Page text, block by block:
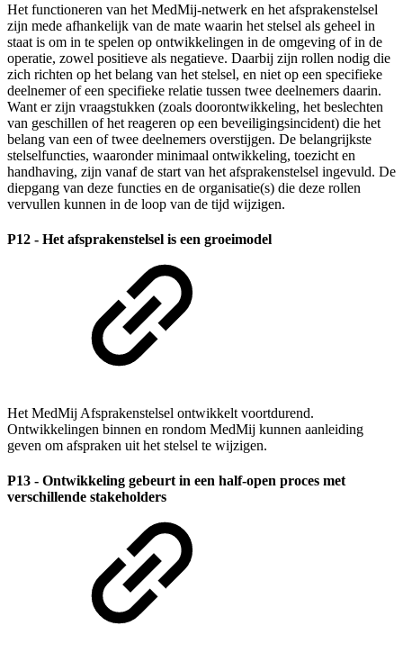
Het functioneren van het MedMij-netwerk en het afsprakenstelsel
zijn mede afhankelijk van de mate waarin het stelsel als geheel in
staat is om in te spelen op ontwikkelingen in de omgeving of in de
operatie, zowel positieve als negatieve. Daarbij zijn rollen nodig die
zich richten op het belang van het stelsel, en niet op een specifieke
deelnemer of een specifieke relatie tussen twee deelnemers daarin.
Want er zijn vraagstukken (zoals doorontwikkeling, het beslechten
van geschillen of het reageren op een beveiligingsincident) die het
belang van een of twee deelnemers overstijgen. De belangrijkste
stelselfuncties, waaronder minimaal ontwikkeling, toezicht en
handhaving, zijn vanaf de start van het afsprakenstelsel ingevuld. De
diepgang van deze functies en de organisatie(s) die deze rollen
vervullen kunnen in de loop van de tijd wijzigen.
P12 - Het afsprakenstelsel is een groeimodel
Het MedMij Afsprakenstelsel ontwikkelt voortdurend.
Ontwikkelingen binnen en rondom MedMij kunnen aanleiding
geven om afspraken uit het stelsel te wijzigen.
P13 - Ontwikkeling gebeurt in een half-open proces met
verschillende stakeholders